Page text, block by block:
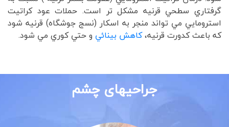
گرفتاري سطحي قرنيه مشکل تر است. حملات عود کراتيت
استرومايي مي تواند منجر به اسکار (نسج جوشگاه) قرنيه شود
که باعث کدورت قرنيه،کاهش بينائي و حتي کوري مي شود.
جراحیهای چشم